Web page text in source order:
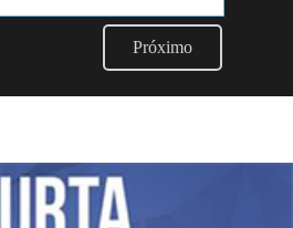
Próximo